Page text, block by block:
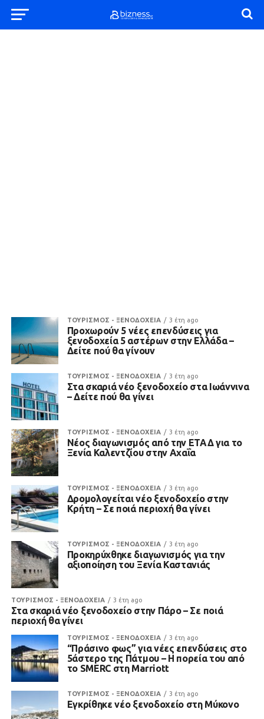
ΤΟΥΡΙΣΜΟΣ - ΞΕΝΟΔΟΧΕΙΑ 3 έτη ago
Προχωρούν 5 νέες επενδύσεις για
ξενοδοχεία 5 αστέρων στην Ελλάδα –
Δείτε πού θα γίνουν
ΤΟΥΡΙΣΜΟΣ - ΞΕΝΟΔΟΧΕΙΑ 3 έτη ago
Στα σκαριά νέο ξενοδοχείο στα Ιωάννινα
– Δείτε πού θα γίνει
ΤΟΥΡΙΣΜΟΣ - ΞΕΝΟΔΟΧΕΙΑ 3 έτη ago
Νέος διαγωνισμός από την ΕΤΑΔ για το
Ξενία Καλεντζίου στην Αχαΐα
ΤΟΥΡΙΣΜΟΣ - ΞΕΝΟΔΟΧΕΙΑ 3 έτη ago
Δρομολογείται νέο ξενοδοχείο στην
Κρήτη – Σε ποιά περιοχή θα γίνει
ΤΟΥΡΙΣΜΟΣ - ΞΕΝΟΔΟΧΕΙΑ 3 έτη ago
Προκηρύχθηκε διαγωνισμός για την
αξιοποίηση του Ξενία Καστανιάς
ΤΟΥΡΙΣΜΟΣ - ΞΕΝΟΔΟΧΕΙΑ 3 έτη ago
Στα σκαριά νέο ξενοδοχείο στην Πάρο – Σε ποιά
περιοχή θα γίνει
ΤΟΥΡΙΣΜΟΣ - ΞΕΝΟΔΟΧΕΙΑ 3 έτη ago
“Πράσινο φως” για νέες επενδύσεις στο
5άστερο της Πάτμου – Η πορεία του από
το SMERC στη Marriott
ΤΟΥΡΙΣΜΟΣ - ΞΕΝΟΔΟΧΕΙΑ 3 έτη ago
Εγκρίθηκε νέο ξενοδοχείο στη Μύκονο